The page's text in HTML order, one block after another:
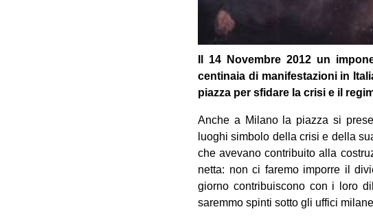
Il 14 Novembre 2012 un
centinaia di manifestazioni in
piazza per sfidare la crisi e il
Anche a Milano la piazza si
luoghi simbolo della crisi e della
che avevano contribuito alla
netta: non ci faremo imporre il
giorno contribuiscono con i loro
saremmo spinti sotto gli uffici